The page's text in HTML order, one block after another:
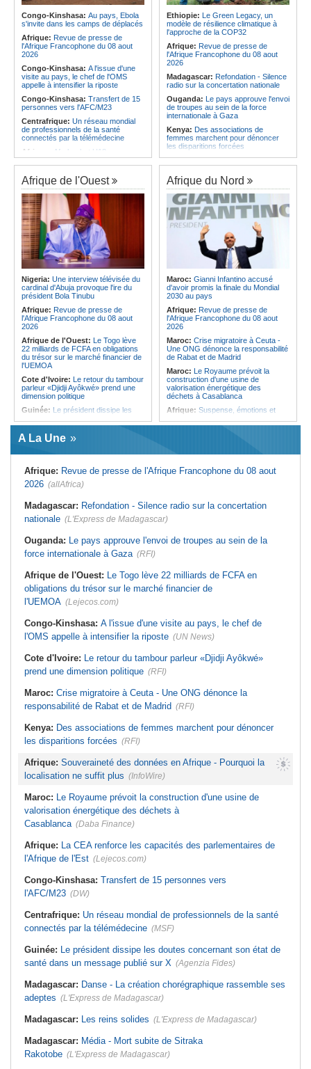
Afrique:Le roman-photo de la
phase de groupes de la
TotalEnergies CAF Coupe d'Afrique
Féminine, Maroc 2026
Afrique:
Présentation du Groupe
TotalEnergies CAF Coupe d'Afrique
des Nations Féminine, Maroc 2026
Angola:Le pays criminalise la
diffusion de fausses informations
sur Internet
Afrique:Revue de presse de
l'Afrique francophone du 07 août
2026
Congo-Kinshasa: Au pays, Ebola
s'invite dans les camps de déplacés
Afrique: Revue de presse de
l'Afrique Francophone du 08 aout
2026
Congo-Kinshasa: A l'issue d'une
visite au pays, le chef de l'OMS
appelle à intensifier la riposte
Congo-Kinshasa: Transfert de 15
personnes vers l'AFC/M23
Centrafrique: Un réseau mondial
de professionnels de la santé
connectés par la télémédecine
Afrique:
Afrobasket U18 -
Madagascar valide son ticket pour
les quarts
Congo-Brazzaville:
Assainissement et développement
local - Les Nations unies réitèrent
leur soutien au pays
Angola:Le ministre Téte António
préoccupé par les fonds angolais
bloqués en Suisse
Angola:Le Vietnam souhaite élargir
sa coopération économique avec le
pays
Angola:Le Président de la
République appelle les nouveaux
responsables à renforcer l'action de
l'Exécutif
Ethiopie: Le Green Legacy, un
modèle de résilience climatique à
l'approche de la COP32
Afrique: Revue de presse de
l'Afrique Francophone du 08 aout
2026
Madagascar: Refondation - Silence
radio sur la concertation nationale
Ouganda: Le pays approuve l'envoi
de troupes au sein de la force
internationale à Gaza
Kenya: Des associations de
femmes marchent pour dénoncer
les disparitions forcées
Afrique:La CEA renforce les
capacités des parlementaires de
l'Afrique de l'Est
Madagascar:Danse - La création
chorégraphique rassemble ses
adeptes
Madagascar:Média - Mort subite
de Sitraka Rakotobe
Madagascar:
Les reins solides
Madagascar:
Vol à la tire - Un
groupe de six femmes se retrouve
Afrique de l'Ouest
Nigeria: Une interview télévisée du
cardinal d'Abuja provoque l'ire du
président Bola Tinubu
Afrique: Revue de presse de
l'Afrique Francophone du 08 aout
2026
Afrique de l'Ouest: Le Togo lève
22 milliards de FCFA en obligations
du trésor sur le marché financier de
l'UEMOA
Cote d'Ivoire: Le retour du tambour
parleur «Djidji Ayôkwé» prend une
dimension politique
Guinée: Le président dissipe les
santé dans un message publié sur X
Sénégal:Des artistes outillés à
bancables
Sénégal:La 2e édition de la 'Soirée
du football au Sénégal' prévue mardi
à Dakar
Sénégal:
JOJ Dakar 2026 - La
Banque mondiale salue les
préparatifs et l'expertise du Comité
Sénégal:Soins prénataux
d'urgence - L'Etat vise à rendre
opérationnels 32 blocs opératoires
Sénégal: Assurance islamique - Le
FDMI signe une convention de
financement avec SEN Assurance
Vie
Afrique du Nord
Maroc: Gianni Infantino accusé
d'avoir promis la finale du Mondial
2030 au pays
Afrique: Revue de presse de
l'Afrique Francophone du 08 aout
2026
Maroc: Crise migratoire à Ceuta -
Une ONG dénonce la responsabilité
de Rabat et de Madrid
Maroc: Le Royaume prévoit la
construction d'une usine de
valorisation énergétique des
déchets à Casablanca
Afrique: Suspense, émotions et
finalistes de la CAN Féminine
Afrique:CAN Féminine 2026 -
Priscille Kreto, la sérénité avant le
grand rendez-vous face à l'Algérie
TotalEnergies CAF Coupe d'Afrique
d'Étude Technique (TSG) de la
TotalEnergies CAF Coupe d'Afrique
Ce que révèle le discours du
de Sebta
et s'incline face à la Tunisie (44-43)
A La Une
Afrique: Revue de presse de l'Afrique Francophone du 08 aout
2026 (allAfrica)
Madagascar: Refondation - Silence radio sur la concertation
nationale (L'Express de Madagascar)
Ouganda: Le pays approuve l'envoi de troupes au sein de la
force internationale à Gaza (RFI)
Afrique de l'Ouest: Le Togo lève 22 milliards de FCFA en
obligations du trésor sur le marché financier de
l'UEMOA (Lejecos.com)
Congo-Kinshasa: A l'issue d'une visite au pays, le chef de
l'OMS appelle à intensifier la riposte (UN News)
Cote d'Ivoire: Le retour du tambour parleur «Djidji Ayôkwé»
prend une dimension politique (RFI)
Maroc: Crise migratoire à Ceuta - Une ONG dénonce la
responsabilité de Rabat et de Madrid (RFI)
Kenya: Des associations de femmes marchent pour dénoncer
les disparitions forcées (RFI)
Afrique: Souveraineté des données en Afrique - Pourquoi la
localisation ne suffit plus (InfoWire)
Maroc: Le Royaume prévoit la construction d'une usine de
valorisation énergétique des déchets à
Casablanca (Daba Finance)
Afrique: La CEA renforce les capacités des parlementaires de
l'Afrique de l'Est (Lejecos.com)
Congo-Kinshasa: Transfert de 15 personnes vers
l'AFC/M23 (DW)
Centrafrique: Un réseau mondial de professionnels de la santé
connectés par la télémédecine (MSF)
Guinée: Le président dissipe les doutes concernant son état de
santé dans un message publié sur X (Agenzia Fides)
Madagascar: Danse - La création chorégraphique rassemble ses
adeptes (L'Express de Madagascar)
Madagascar: Les reins solides (L'Express de Madagascar)
Madagascar: Média - Mort subite de Sitraka
Rakotobe (L'Express de Madagascar)